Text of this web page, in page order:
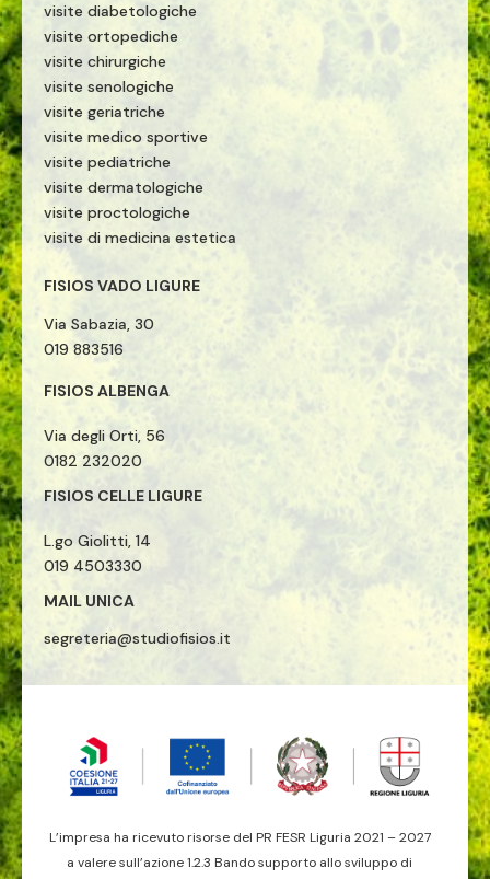
visite diabetologiche
visite ortopediche
visite chirurgiche
visite senologiche
visite geriatriche
visite medico sportive
visite pediatriche
visite dermatologiche
visite proctologiche
visite di medicina estetica
FISIOS VADO LIGURE
Via Sabazia, 30
019 883516
FISIOS ALBENGA
Via degli Orti, 56
0182 232020
FISIOS CELLE LIGURE
L.go Giolitti, 14
019 4503330
MAIL UNICA
segreteria@studiofisios.it
L’impresa ha ricevuto risorse del PR FESR Liguria 2021 – 2027
a valere sull’azione 1.2.3 Bando supporto allo sviluppo di